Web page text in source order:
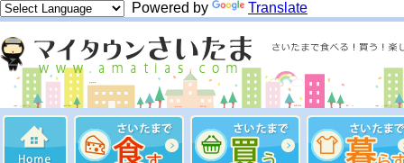
Powered by Translate